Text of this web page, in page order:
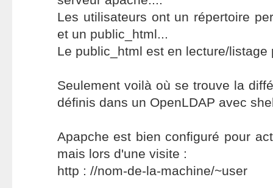
Les utilisateurs ont un répertoire
et un public_html...
Le public_html est en lecture/listage
Seulement voilà où se trouve la
définis dans un OpenLDAP avec
Apapche est bien configuré pour
mais lors d'une visite :
http : //nom-de-la-machine/~user